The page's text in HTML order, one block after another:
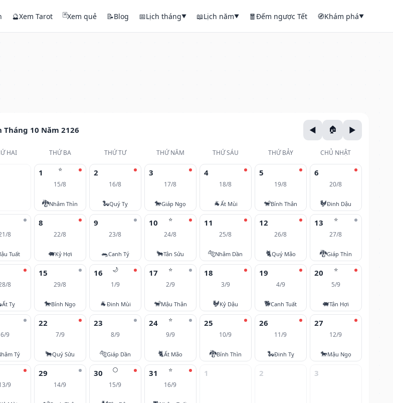
🔮Xem Tarot 🃏Xem quẻ 📝Blog 📅Lịch tháng▼ 📖Lịch năm▼ 🧧Đếm ngược Tết 🧭Khám phá▼
Tháng 10 Năm 2126
HAI THỨ BA THỨ TƯ THỨ NĂM THỨ SÁU THỨ BẢY CHỦ NHẬT
⭐
1
15/8
🐉Nhâm Thìn
2
16/8
🐍Quý Tỵ
3
17/8
🐎Giáp Ngọ
4
18/8
🐐Ất Mùi
5
19/8
🐒Bính Thân
6
20/8
🐓Đinh Dậu
8
Tuất
8
22/8
🐖Kỷ Hợi
9
23/8
🐀Canh Tý
⭐
10
24/8
🐂Tân Sửu
11
25/8
🐅Nhâm Dần
12
26/8
🐈Quý Mão
⭐
13
27/8
🐉Giáp Thìn
8
Ất Tỵ
15
29/8
🐎Bính Ngọ
🌙
16
1/9
🐐Đinh Mùi
⭐
17
2/9
🐒Mậu Thân
18
3/9
🐓Kỷ Dậu
19
4/9
🐕Canh Tuất
⭐
20
5/9
🐖Tân Hợi
6/9
Tý
22
7/9
🐂Quý Sửu
23
8/9
🐅Giáp Dần
⭐
24
9/9
🐈Ất Mão
25
10/9
🐉Bính Thìn
26
11/9
🐍Đinh Tỵ
27
12/9
🐎Mậu Ngọ
9
29
14/9
🌕
30
15/9
⭐
31
16/9
1 2 3